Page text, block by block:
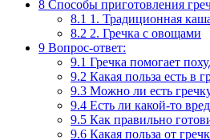
8 Способы приготовления
8.1 1. Традиционная
8.2 2. Гречка с овощами
9 Вопрос-ответ:
9.1 Гречка помогает
9.2 Какая польза есть в
9.3 Можно ли есть
9.4 Есть ли какой-то
9.5 Как правильно
9.6 Какая польза от